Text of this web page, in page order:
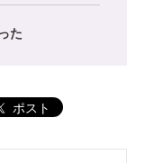
た
ポスト